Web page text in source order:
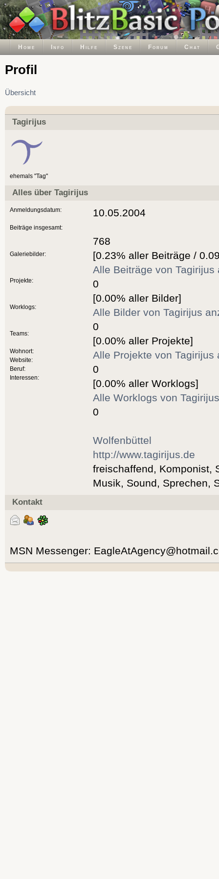
Home Info Hilfe Szene Forum Chat
Profil
Übersicht
Tagirijus
ehemals "Tag"
Alles über Tagirijus
Anmeldungsdatum:
Beiträge insgesamt:
Galeriebilder:
Projekte:
Worklogs:
Teams:
Wohnort:
Website:
Beruf:
Interessen:
10.05.2004
768
[0.23% aller Beiträge /
Alle Beiträge von Tagirijus
0
[0.00% aller Bilder]
Alle Bilder von Tagirijus
0
[0.00% aller Projekte]
Alle Projekte von Tagirijus
0
[0.00% aller Worklogs]
Alle Worklogs von
0
Wolfenbüttel
http://www.tagirijus.de
freischaffend, Komponist,
Musik, Sound, Sprechen,
Kontakt
MSN Messenger: